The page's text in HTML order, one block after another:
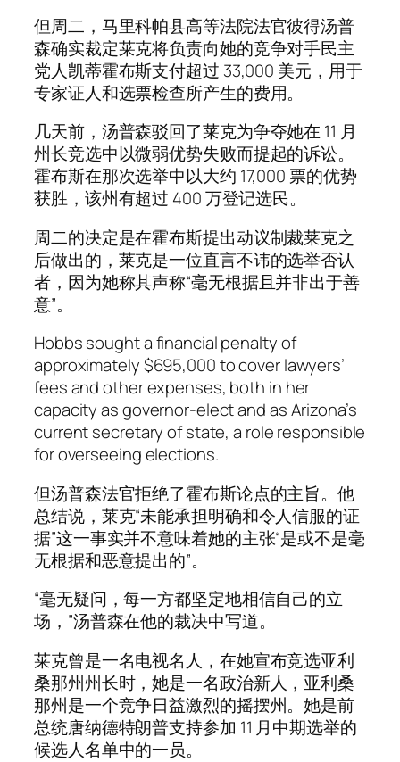
但周二，马里科帕县高等法院法官彼得汤普
森确实裁定莱克将负责向她的竞争对手民主
党人凯蒂霍布斯支付超过 33,000 美元，用于
专家证人和选票检查所产生的费用。
几天前，汤普森驳回了莱克为争夺她在 11 月
州长竞选中以微弱优势失败而提起的诉讼。
霍布斯在那次选举中以大约 17,000 票的优势
获胜，该州有超过 400 万登记选民。
周二的决定是在霍布斯提出动议制裁莱克之
后做出的，莱克是一位直言不讳的选举否认
者，因为她称其声称“毫无根据且并非出于善
意”。
Hobbs sought a financial penalty of
approximately $695,000 to cover lawyers’
fees and other expenses, both in her
capacity as governor-elect and as Arizona’s
current secretary of state, a role responsible
for overseeing elections.
但汤普森法官拒绝了霍布斯论点的主旨。他
总结说，莱克“未能承担明确和令人信服的证
据”这一事实并不意味着她的主张“是或不是毫
无根据和恶意提出的”。
“毫无疑问，每一方都坚定地相信自己的立
场，”汤普森在他的裁决中写道。
莱克曾是一名电视名人，在她宣布竞选亚利
桑那州州长时，她是一名政治新人，亚利桑
那州是一个竞争日益激烈的摇摆州。她是前
总统唐纳德特朗普支持参加 11 月中期选举的
候选人名单中的一员。